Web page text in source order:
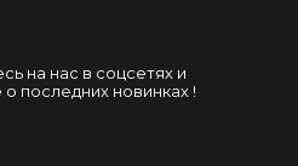
на нас в соцсетях и
о последних новинках !